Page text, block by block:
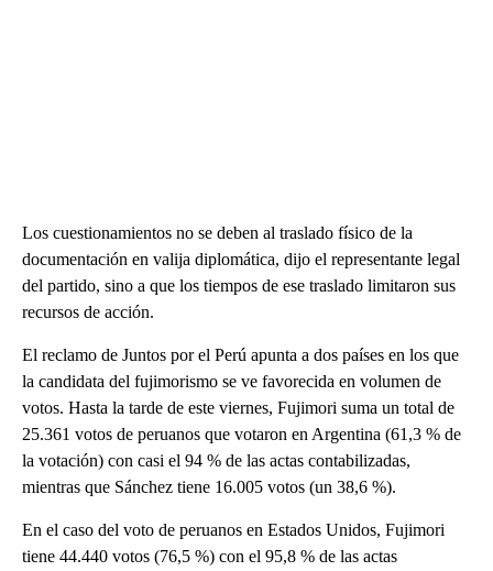
Los cuestionamientos no se deben al traslado físico de la
documentación en valija diplomática, dijo el representante legal
del partido, sino a que los tiempos de ese traslado limitaron sus
recursos de acción.
El reclamo de Juntos por el Perú apunta a dos países en los que
la candidata del fujimorismo se ve favorecida en volumen de
votos. Hasta la tarde de este viernes, Fujimori suma un total de
25.361 votos de peruanos que votaron en Argentina (61,3 % de
la votación) con casi el 94 % de las actas contabilizadas,
mientras que Sánchez tiene 16.005 votos (un 38,6 %).
En el caso del voto de peruanos en Estados Unidos, Fujimori
tiene 44.440 votos (76,5 %) con el 95,8 % de las actas